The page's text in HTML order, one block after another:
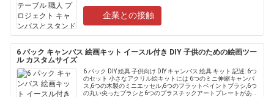
企業との接触
6 パック キャンバス 絵画キット イースル付き DIY 子供のための絵画ツー
ル カスタムサイズ
6 パック DIY 絵具 子供向け DIY キャンバス 絵具 キット 記述: 6つ
のセット 小さなアクリル絵キットには 6つのミニ伸縮キャンバ
ス,6つの木製のミニエッセル,6つのフラットペイントブラシ,6つ
の丸い尖ったブラシと6つのプラスチックアートプレートがあり